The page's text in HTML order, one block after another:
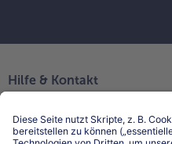
Hilfe & Kontakt
Kontakt